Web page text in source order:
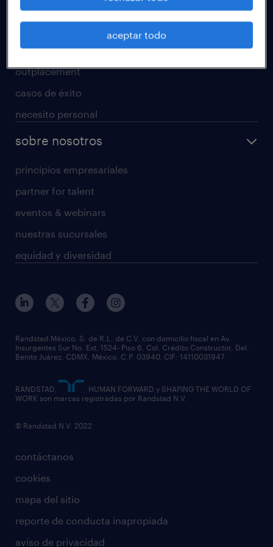
nuestros servicios
servicios especializados
outplacement
casos de éxito
necesito personal
sobre nosotros
principios empresariales
partner for talent
eventos & webinars
nuestras sucursales
equidad y diversidad
contáctanos
cookies
mapa del sitio
reporte de conducta inapropiada
aviso de privacidad
Randstad México, S. de R.L. de C.V. con domicilio fiscal en Av.
Insurgentes Sur No. Ext. 1524- Piso 6, Col. Crédito Constructor, Del.
Benito Juárez, CDMX, México. C.P. 03940. CIF: 14110031947
RANDSTAD,
, HUMAN FORWARD y SHAPING THE WORLD OF
WORK son marcas registradas por Randstad N.V.
© Randstad N.V. 2022
aceptar todo